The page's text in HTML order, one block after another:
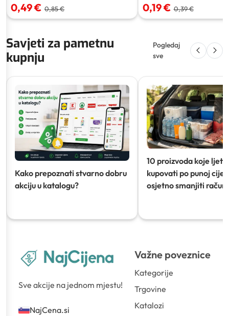
0,49 € 0,85 € 0,19 € 0,39 €
Savjeti za pametnu
kupnju
Pogledaj
sve
Kako prepoznati stvarno dobru
akciju u katalogu?
10 proizvoda koje ljeti
kupovati po punoj
osjetno smanjiti račun)
Sve akcije na jednom mjestu!
NajCena.si
Važne poveznice
Kategorije
Trgovine
Katalozi